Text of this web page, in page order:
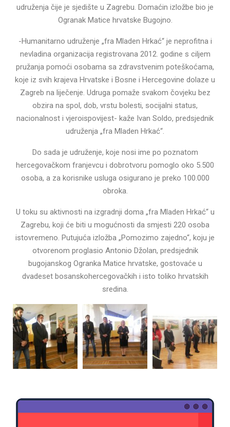
udruženja čije je sjedište u Zagrebu. Domaćin izložbe bio je
Ogranak Matice hrvatske Bugojno.
-Humanitarno udruženje „fra Mladen Hrkać“ je neprofitna i
nevladina organizacija registrovana 2012. godine s ciljem
pružanja pomoći osobama sa zdravstvenim poteškoćama,
koje iz svih krajeva Hrvatske i Bosne i Hercegovine dolaze u
Zagreb na liječenje. Udruga pomaže svakom čovjeku bez
obzira na spol, dob, vrstu bolesti, socijalni status,
nacionalnost i vjeroispovijest- kaže Ivan Soldo, predsjednik
udruženja „fra Mladen Hrkać“.
Do sada je udruženje, koje nosi ime po poznatom
hercegovačkom franjevcu i dobrotvoru pomoglo oko 5.500
osoba, a za korisnike usluga osigurano je preko 100.000
obroka.
U toku su aktivnosti na izgradnji doma „fra Mladen Hrkać“ u
Zagrebu, koji će biti u mogućnosti da smjesti 220 osoba
istovremeno. Putujuća izložba „Pomozimo zajedno“, koju je
otvorenom proglasio Antonio Džolan, predsjednik
bugojanskog Ogranka Matice hrvatske, gostovaće u
dvadeset bosanskohercegovačkih i isto toliko hrvatskih
sredina.